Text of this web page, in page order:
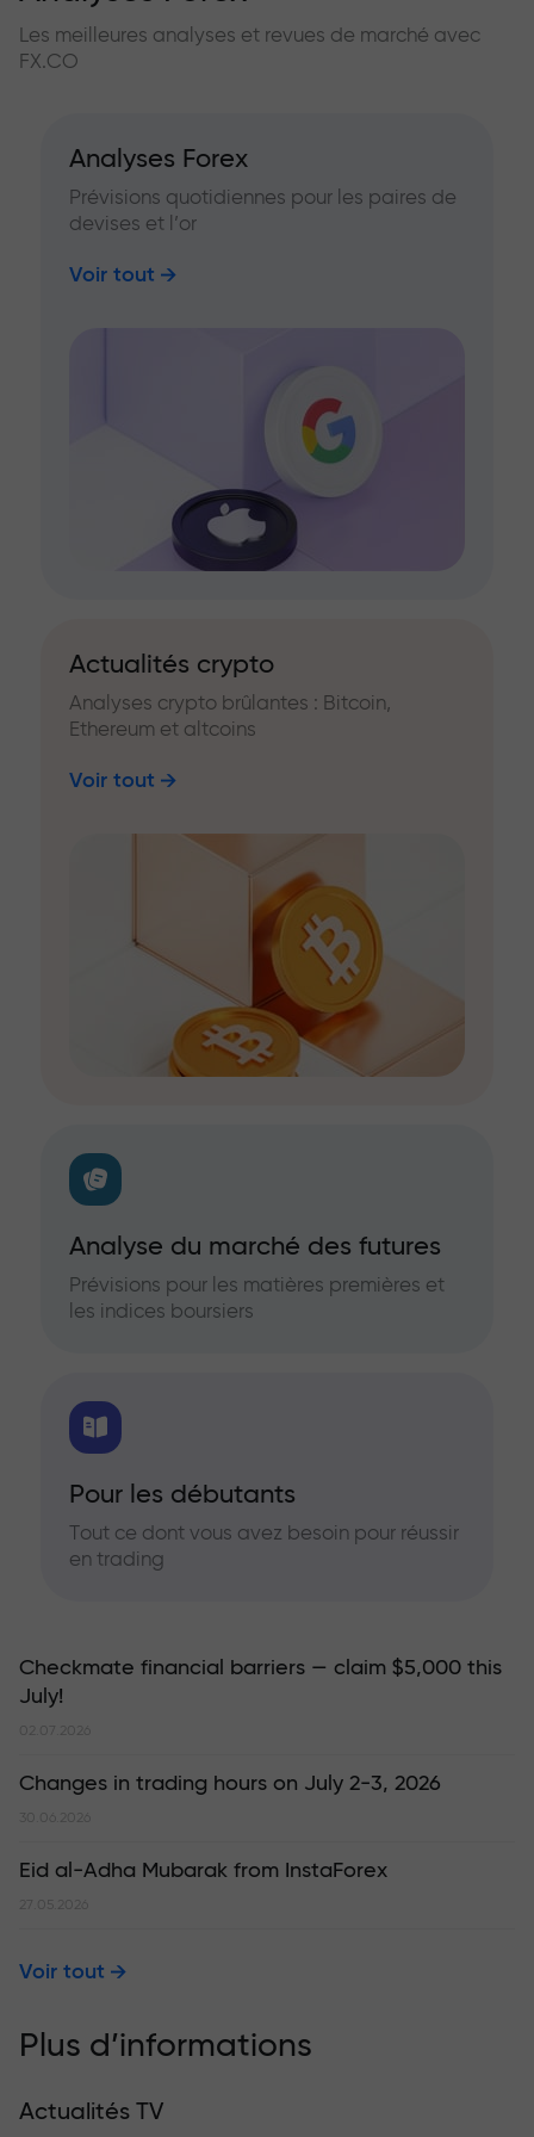
Les meilleures analyses et revues de marché avec
FX.CO
Analyses Forex
Prévisions quotidiennes pour les paires de
devises et l’or
Voir tout
Actualités crypto
Analyses crypto brûlantes : Bitcoin,
Ethereum et altcoins
Voir tout
Analyse du marché des futures
Prévisions pour les matières premières et
les indices boursiers
Pour les débutants
Tout ce dont vous avez besoin pour réussir
en trading
Checkmate financial barriers — claim $5,000 this
July!
02.07.2026
Changes in trading hours on July 2-3, 2026
30.06.2026
Eid al-Adha Mubarak from InstaForex
27.05.2026
Voir tout
Plus d’informations
Actualités TV